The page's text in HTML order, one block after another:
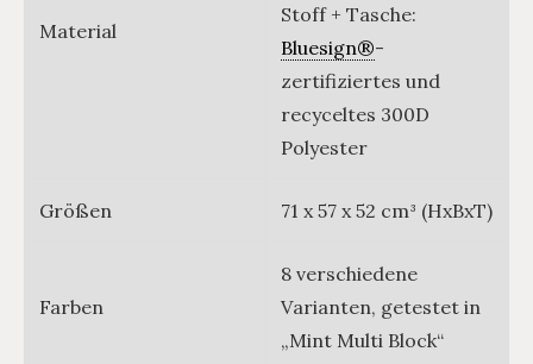
Material
Stoff + Tasche:
Bluesign®-
zertifiziertes und
recyceltes 300D
Polyester
Größen 71 x 57 x 52 cm³ (HxBxT)
Farben
8 verschiedene
Varianten, getestet in
„Mint Multi Block“